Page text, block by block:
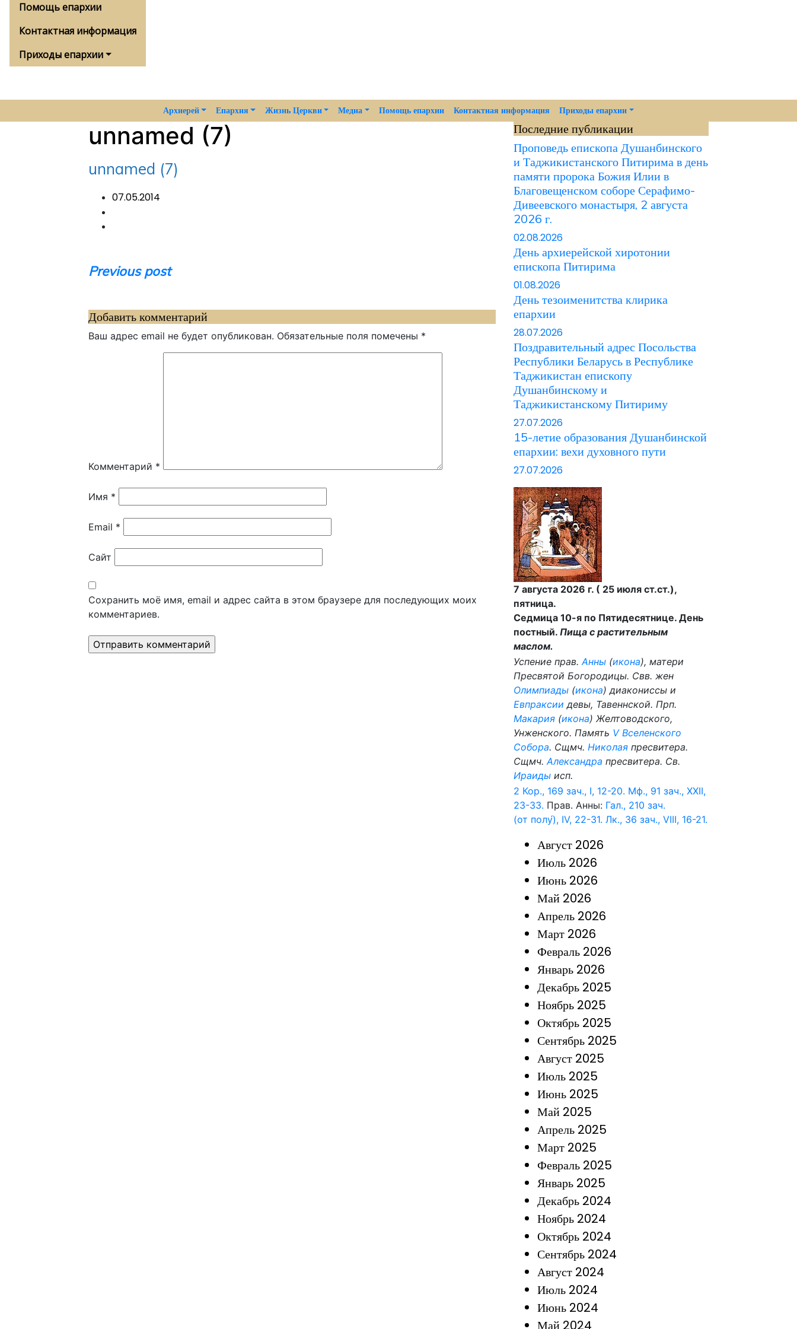
Помощь епархии
Контактная информация
Приходы епархии
Архиерей Епархия Жизнь Церкви Медиа Помощь епархии Контактная информация Приходы епархии
unnamed (7)
unnamed (7)
07.05.2014
Навигация
записям
Previous post
Добавить комментарий
Ваш адрес email не будет опубликован. Обязательные поля помечены *
Комментарий *
Имя *
Email *
Сайт
Сохранить моё имя, email и адрес сайта в этом браузере для последующих моих
комментариев.
Последние публикации
Проповедь епископа Душанбинского
и Таджикистанского Питирима в день
памяти пророка Божия Илии в
Благовещенском соборе Серафимо-
Дивеевского монастыря, 2 августа
2026 г.
02.08.2026
День архиерейской хиротонии
епископа Питирима
01.08.2026
День тезоименитства клирика
епархии
28.07.2026
Поздравительный адрес Посольства
Республики Беларусь в Республике
Таджикистан епископу
Душанбинскому и
Таджикистанскому Питириму
27.07.2026
15-летие образования Душанбинской
епархии: вехи духовного пути
27.07.2026
7 августа 2026 г. ( 25 июля ст.ст.),
пятница.
Седмица 10-я по Пятидесятнице. День
постный.Пища с растительным
маслом.
Успение прав.Анны (икона), матери
Пресвятой Богородицы. Свв. жен
Олимпиады (икона) диакониссы и
Евпраксии девы, Тавеннской. Прп.
Макария (икона) Желтоводского,
Унженского. Память V Вселенского
Собора. Сщмч.Николая пресвитера.
Сщмч.Александра пресвитера. Св.
Ираиды исп.
2 Кор., 169 зач., I, 12-20. Мф., 91 зач., XXII,
23-33. Прав. Анны: Гал., 210 зач.
(от полу́), IV, 22-31. Лк., 36 зач., VIII, 16-21.
Август 2026
Июль 2026
Июнь 2026
Май 2026
Апрель 2026
Март 2026
Февраль 2026
Январь 2026
Декабрь 2025
Ноябрь 2025
Октябрь 2025
Сентябрь 2025
Август 2025
Июль 2025
Июнь 2025
Май 2025
Апрель 2025
Март 2025
Февраль 2025
Январь 2025
Декабрь 2024
Ноябрь 2024
Октябрь 2024
Сентябрь 2024
Август 2024
Июль 2024
Июнь 2024
Май 2024